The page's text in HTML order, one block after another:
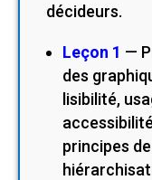
décideurs.
Leçon 1 —
des
lisibilité,
principes